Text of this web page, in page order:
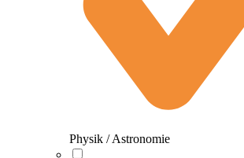
Physik / Astronomie